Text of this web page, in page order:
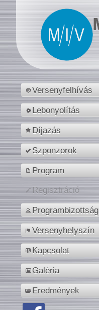
Versenyfelhívás
Lebonyolítás
Díjazás
Szponzorok
Program
Regisztráció
Programbizottság
Versenyhelyszín
Kapcsolat
Galéria
Eredmények